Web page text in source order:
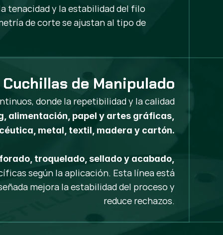
tenacidad y la estabilidad del filo
de corte se ajustan al tipo de
Cuchillas de Manipulado
donde la repetibilidad y la calidad
alimentación, papel y artes gráficas,
metal, textil, madera y cartón.
troquelado, sellado y acabado,
según la aplicación. Esta línea está
mejora la estabilidad del proceso y
reduce rechazos.